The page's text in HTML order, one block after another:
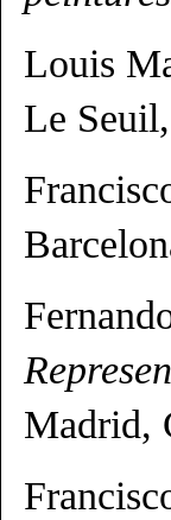
Louis
Le
Madrid,